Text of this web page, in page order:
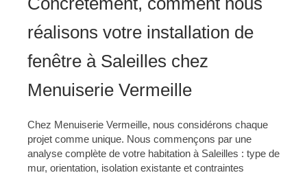
réalisons votre installation de
fenêtre à Saleilles chez
Menuiserie Vermeille
Chez Menuiserie Vermeille, nous considérons chaque
projet comme unique. Nous commençons par une
analyse complète de votre habitation à Saleilles : type de
mur, orientation, isolation existante et contraintes